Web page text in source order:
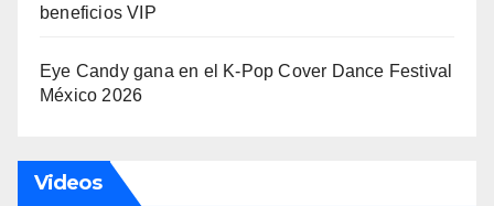
beneficios VIP
Eye Candy gana en el K-Pop Cover Dance Festival
México 2026
Videos